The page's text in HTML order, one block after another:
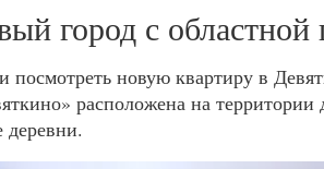
город с областной
посмотреть новую квартиру в
расположена на
деревни.